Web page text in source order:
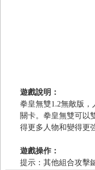
遊戲說明：
拳皇無雙1.2無敵版
關卡。拳皇無雙可以
得更多人物和變得更
遊戲操作：
提示：其他組合攻擊